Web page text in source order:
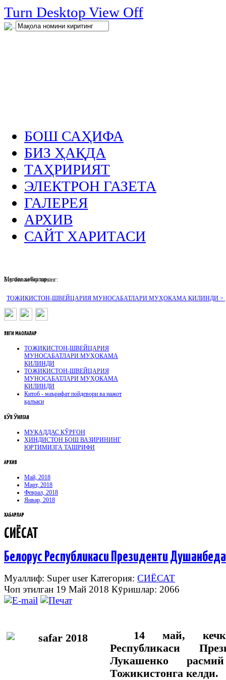
Turn Desktop View Off
.
БОШ САҲИФА
БИЗ ҲАҚДА
ТАҲРИРИЯТ
ЭЛЕКТРОН ГАЗЕТА
ГАЛЕРЕЯ
АРХИВ
САЙТ ХАРИТАСИ
Муҳим хабарлар :
ТОЖИКИСТОН-ШВЕЙЦАРИЯ МУНОСАБАТЛАРИ МУҲОКАМА ҚИЛИНДИ >
Биз билан боғланинг:
ЯНГИ МАҚОЛАЛАР
ТОЖИКИСТОН-ШВЕЙЦАРИЯ
МУНОСАБАТЛАРИ МУҲОКАМА
ҚИЛИНДИ
ТОЖИКИСТОН-ШВЕЙЦАРИЯ
МУНОСАБАТЛАРИ МУҲОКАМА
ҚИЛИНДИ
Китоб - маърифат пойдевори ва нажот
қалъаси
КӮП ӮҚИЛГАН
МУҚАДДАС ҚЎРҒОН
ҲИНДИСТОН БОШ ВАЗИРИНИНГ
ЮРТИМИЗГА ТАШРИФИ
АРХИВ
Май, 2018
Март, 2018
Феврал, 2018
Январ, 2018
ХАБАРЛАР
СИЁСАТ
Белорус Республикаси Президенти Душанбеда
Муаллиф: Super userКатегория: СИЁСАТ
Чоп этилган 19 Май 2018 Кӯришлар: 2066
14 май,
Республикаси
Лукашенко
Тожикистонга келди.